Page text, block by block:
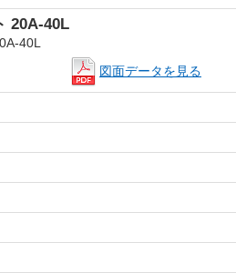
20A-40L
図面データを見る